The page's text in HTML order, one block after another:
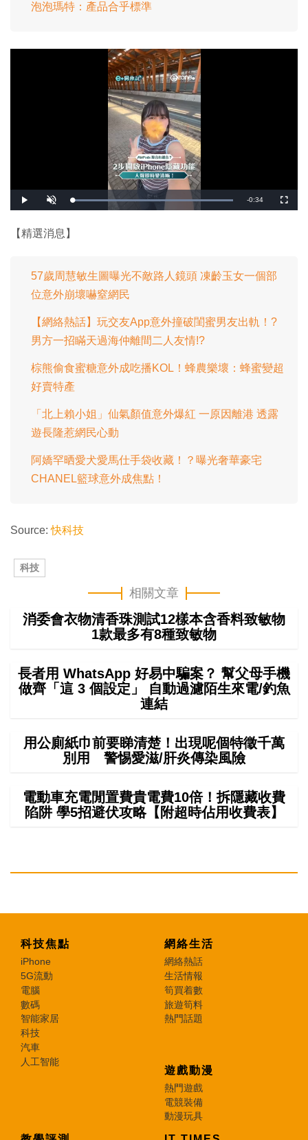
泡泡瑪特：產品合乎標準
播
放
開
啟
載
入
0
%
剩
-0:34
全
螢
【精選消息】
57歲周慧敏生圖曝光不敵路人鏡頭 凍齡玉女一個部
位意外崩壞嚇窒網民
【網絡熱話】玩交友App意外撞破閨蜜男友出軌！?
男方一招瞞天過海仲離間二人友情!?
棕熊偷食蜜糖意外成吃播KOL！蜂農樂壞：蜂蜜變超
好賣特產
「北上賴小姐」仙氣顏值意外爆紅 一原因離港 透露
遊長隆惹網民心動
阿嬌罕晒愛犬愛馬仕手袋收藏！？曝光奢華豪宅
CHANEL籃球意外成焦點！
Source:快科技
科技
相關文章
消委會衣物清香珠測試12樣本含香料致敏物
1款最多有8種致敏物
長者用 WhatsApp 好易中騙案？ 幫父母手機
做齊「這 3 個設定」 自動過濾陌生來電/釣魚
連結
用公廁紙巾前要睇清楚！出現呢個特徵千萬
別用 警惕愛滋/肝炎傳染風險
電動車充電閒置費貴電費10倍！拆隱藏收費
陷阱 學5招避伏攻略【附超時佔用收費表】
科技焦點
iPhone
5G流動
電腦
數碼
智能家居
科技
汽車
人工智能
網絡生活
網絡熱話
生活情報
筍買着數
旅遊筍料
熱門話題
遊戲動漫
熱門遊戲
電競裝備
動漫玩具